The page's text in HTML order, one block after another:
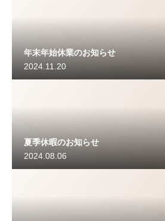
年末年始休業のお知らせ
2024.11.20
夏季休暇のお知らせ
2024.08.06